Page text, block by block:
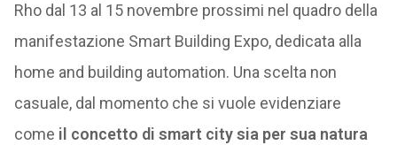
Rho dal 13 al 15 novembre prossimi nel quadro della
manifestazione Smart Building Expo, dedicata alla
home and building automation. Una scelta non
casuale, dal momento che si vuole evidenziare
come il concetto di smart city sia per sua natura